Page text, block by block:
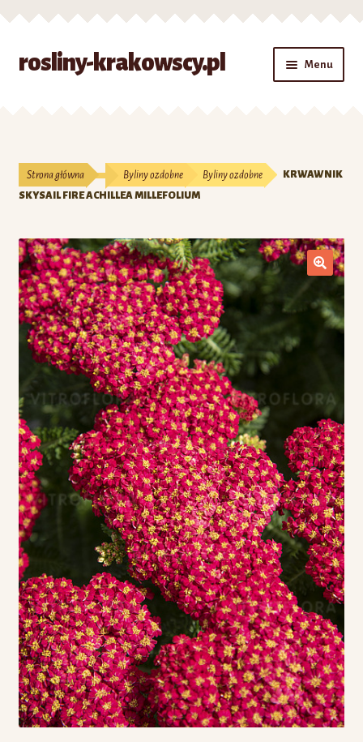
Przejdź
Przejdź
rosliny-krakowscy.pl Menu
Kontakt
Moje konto
O nas
Zamówienie
Strona główna Byliny ozdobne Byliny ozdobne
KRWAWNIK
SKYSAIL FIRE ACHILLEA MILLEFOLIUM